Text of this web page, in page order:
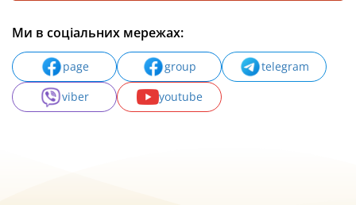
Ми в соціальних мережах:
page group
telegram
viber
youtube